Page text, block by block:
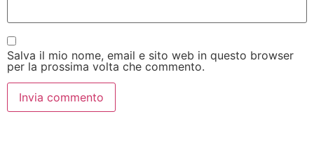
Salva il mio nome, email e sito web in questo browser
per la prossima volta che commento.